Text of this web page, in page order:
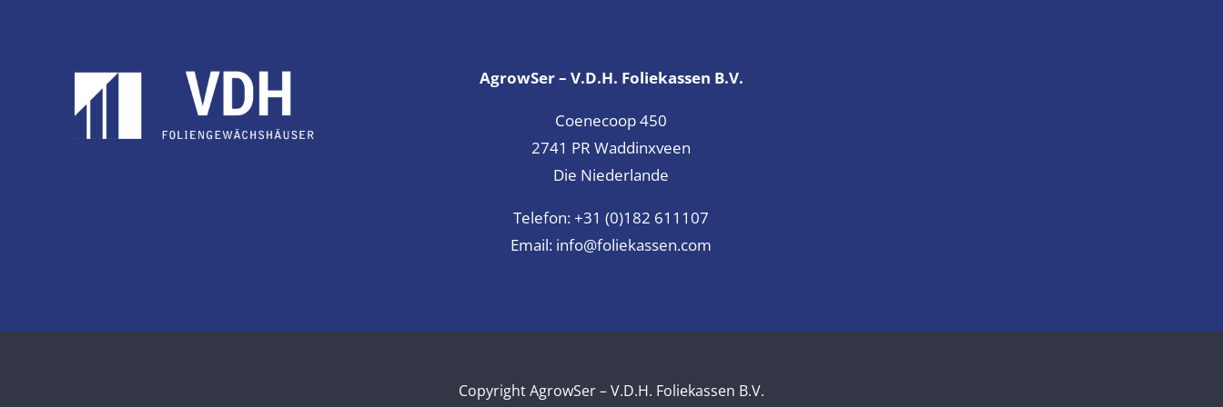
AgrowSer – V.D.H. Foliekassen B.V.
Coenecoop 450
2741 PR Waddinxveen
Die Niederlande
Telefon:+31 (0)182 611107
Email: info@foliekassen.com
Copyright AgrowSer – V.D.H. Foliekassen B.V.